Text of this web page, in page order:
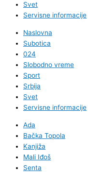
Svet
Servisne informacije
Naslovna
Subotica
024
Slobodno vreme
Sport
Srbija
Svet
Servisne informacije
Ada
Bačka Topola
Kanjiža
Mali Iđoš
Senta